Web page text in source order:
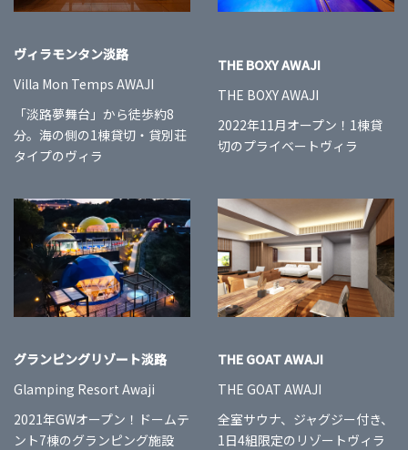
ヴィラモンタン淡路
Villa Mon Temps AWAJI
「淡路夢舞台」から徒歩約8
分。海の側の1棟貸切・貸別荘
タイプのヴィラ
THE BOXY AWAJI
THE BOXY AWAJI
2022年11月オープン！1棟貸
切のプライベートヴィラ
グランピングリゾート淡路
Glamping Resort Awaji
2021年GWオープン！ドームテ
ント7棟のグランピング施設
THE GOAT AWAJI
THE GOAT AWAJI
全室サウナ、ジャグジー付き、
1日4組限定のリゾートヴィラ